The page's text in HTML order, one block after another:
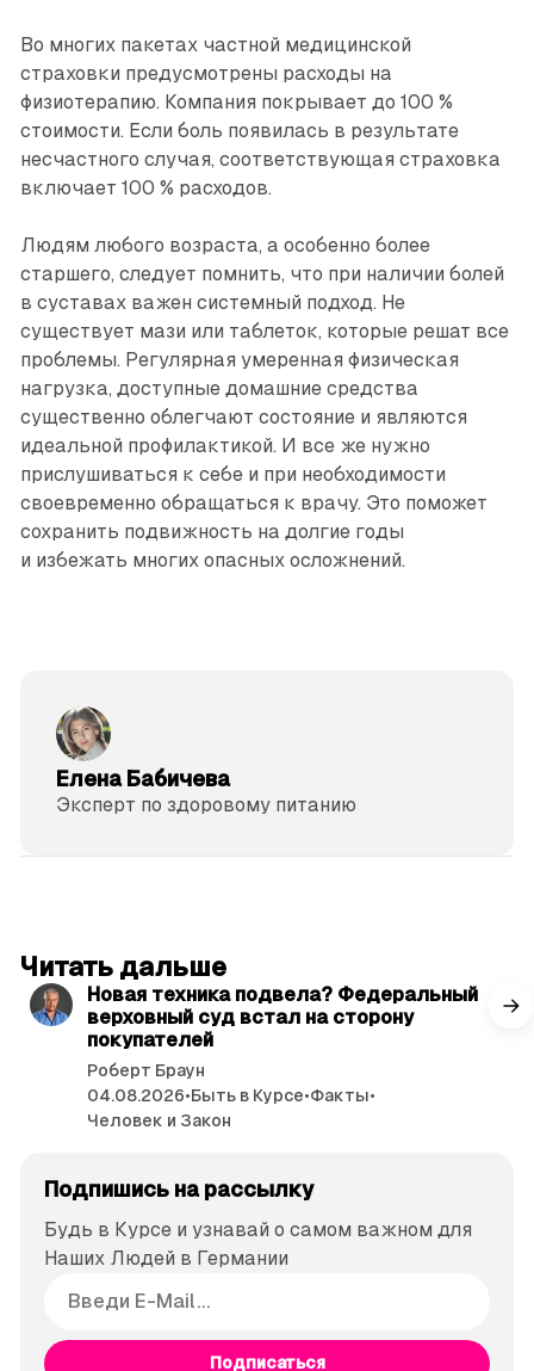
Во многих пакетах частной медицинской
страховки предусмотрены расходы на
физиотерапию. Компания покрывает до 100 %
стоимости. Если боль появилась в результате
несчастного случая, соответствующая страховка
включает 100 % расходов.
Людям любого возраста, а особенно более
старшего, следует помнить, что при наличии болей
в суставах важен системный подход. Не
существует мази или таб­леток, которые решат все
проблемы. Регулярная умеренная физическая
нагрузка, доступные домашние средства
существенно облегчают состояние и являются
идеальной профилактикой. И все же нужно
прислушиваться к себе и при необходимости
своевременно обращаться к врачу. Это поможет
сохранить подвижность на долгие годы
и избежать многих опасных осложнений.
Елена Бабичева
Эксперт по здоровому питанию
Читать дальше
Новая техника подвела? Федеральный
верховный суд встал на сторону
покупателей
Роберт Браун
04.08.2026•Быть в Курсе•Факты•
Человек и Закон
Подпишись на рассылку
Будь в Курсе и узнавай о самом важном для
Наших Людей в Германии
Подписаться